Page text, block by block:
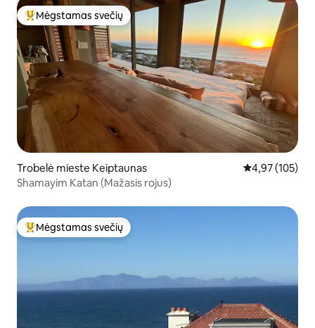
Svečių mėgstamiausias
Mėgstamas svečių
Trobelė mieste Keiptaunas Vidutinis
4,97 (105)
Shamayim Katan (Mažasis rojus)
Svečių mėgstamiausias
Mėgstamas svečių